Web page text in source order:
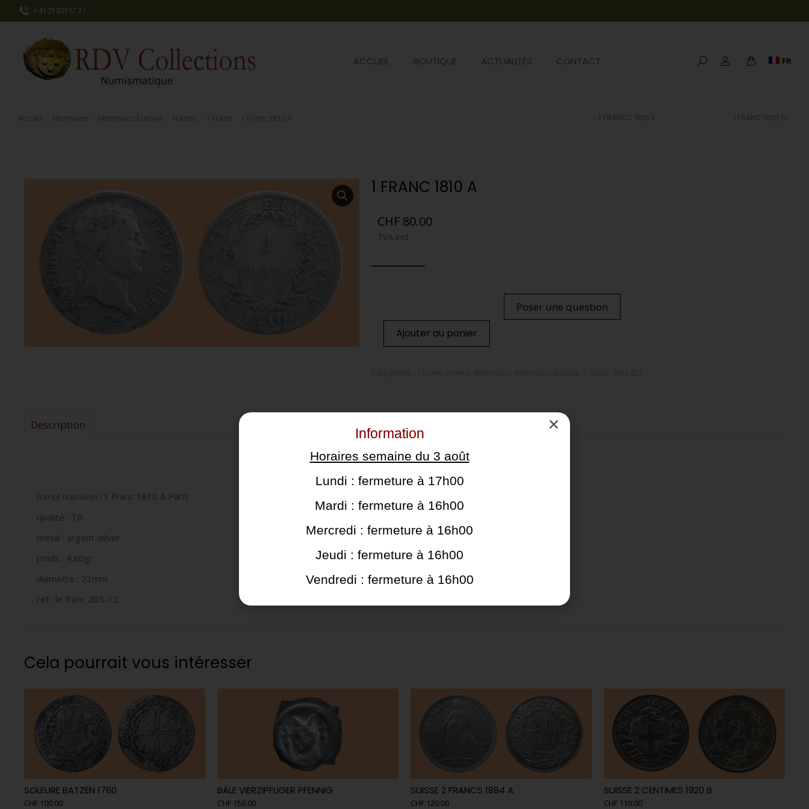
+41 21 921 17 27
ACCUEIL BOUTIQUE ACTUALITÉS CONTACT FR
Vous êtes ici :
Accueil Monnaies Monnaies Europe France 1 Franc 1 Franc 1810 A 2 FRANCS 1833 K 1 FRANC 1828 D
1 FRANC 1810 A
CHF 80.00
TVA incl.
Ajouter au panier
Poser une question
Description
France Napoléon I 1 Franc 1810 A Paris
qualité : TB
métal : argent-silver
poids : 4.80gr
diamètre : 23mm
réf : le franc 205-12
Cela pourrait vous intéresser
SOLEURE BATZEN 1760
CHF 100.00
BÂLE VIERZIPFLIGER PFENNIG
CHF 150.00
SUISSE 2 FRANCS 1894 A
CHF 120.00
SUISSE 2 CENTIMES 1920 B
CHF 110.00
Information
Horaires semaine du 3 août
Lundi : fermeture à 17h00
Mardi : fermeture à 16h00
Mercredi : fermeture à 16h00
Jeudi : fermeture à 16h00
Vendredi : fermeture à 16h00